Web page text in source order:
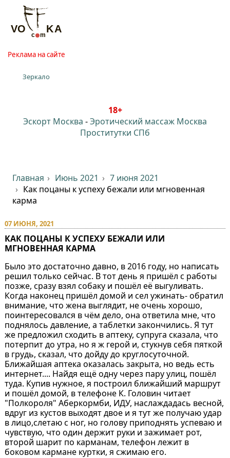
Реклама на сайте
Зеркало
18+
Эскорт Москва -Эротический массаж Москва
Проститутки СПб
Главная Июнь 2021
7 июня 2021
Как поцаны к успеху бежали или мгновенная
карма
07 ИЮНЯ, 2021
КАК ПОЦАНЫ К УСПЕХУ БЕЖАЛИ ИЛИ
МГНОВЕННАЯ КАРМА
Было это достаточно давно, в 2016 году, но написать
решил только сейчас. В тот день я пришёл с работы
позже, сразу взял собаку и пошёл её выгуливать.
Когда наконец пришёл домой и сел ужинать- обратил
внимание, что жена выглядит, не очень хорошо,
поинтересовался в чём дело, она ответила мне, что
поднялось давление, а таблетки закончились. Я тут
же предложил сходить в аптеку, супруга сказала, что
потерпит до утра, но я ж герой и, стукнув себя пяткой
в грудь, сказал, что дойду до круглосуточной.
Ближайшая аптека оказалась закрыта, но ведь есть
интернет.... Найдя ещё одну через пару улиц, пошёл
туда. Купив нужное, я построил ближайший маршрут
и пошёл домой, в телефоне К. Головин читает
"Полкороля" Аберкормби, ИДУ, наслаждадась весной,
вдруг из кустов выходят двое и я тут же получаю удар
в лицо,слетаю с ног, но голову приподнять успеваю и
чувствую, что один держит руки и зажимает рот,
второй шарит по карманам, телефон лежит в
боковом кармане куртки, я сжимаю его.